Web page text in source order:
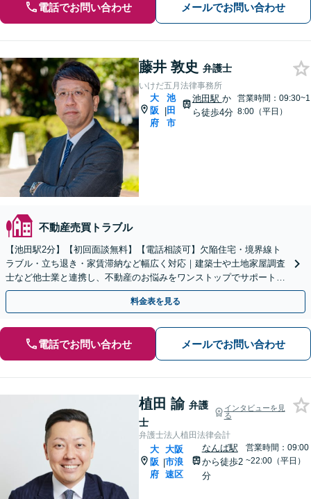
電話でお問い合わせ メールでお問い合わせ
藤井 敦史 弁護士
いけだ五月法律事務所
大
阪
府
|
池
田
市
池田駅 か
ら徒歩4分
営業時間：09:30~1
8:00（平日）
不動産売買トラブル
【池田駅2分】【初回面談無料】【電話相談可】欠陥住宅・境界線ト
ラブル・立ち退き・家賃滞納など幅広く対応｜建築士や土地家屋調査
士など他士業と連携し、不動産のお悩みをワンストップでサポートし
ます【休日・夜間対応可】
料金表を見る
電話でお問い合わせ メールでお問い合わせ
植田 諭 弁護
士
インタビューを見
る
弁護士法人植田法律会計
大
阪
府
|
大阪
市浪
速区
なんば駅
から徒歩2
分
営業時間：09:00
~22:00（平日）